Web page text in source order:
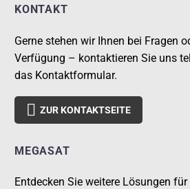
KONTAKT
Gerne stehen wir Ihnen bei Fragen
Verfügung – kontaktieren Sie uns
das Kontaktformular.
 ZUR KONTAKTSEITE
MEGASAT
Entdecken Sie weitere Lösungen